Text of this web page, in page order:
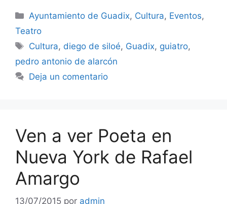
Categorías
Ayuntamiento de Guadix, Cultura, Eventos,
Teatro
Etiquetas
Cultura, diego de siloé, Guadix, guiatro,
pedro antonio de alarcón
Deja un comentario
Ven a ver Poeta en
Nueva York de Rafael
Amargo
13/07/2015 por admin